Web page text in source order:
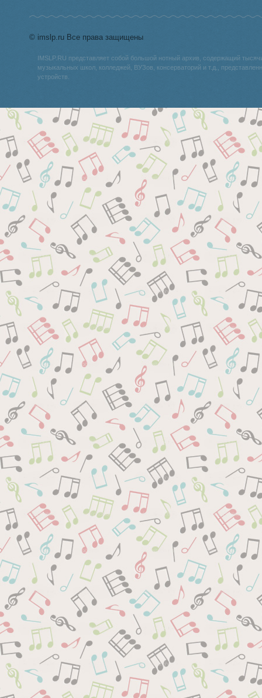
© imslp.ru Все права защищены
IMSLP.RU представляет собой большой нотный архив, содержащий
музыкальных школ, колледжей, ВУЗов, консерваторий и т.д.,
устройств.